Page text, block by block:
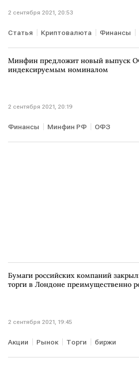
2 сентября 2021, 20:53
Статья Криптовалюта Финансы
Минфин предложит новый выпуск
индексируемым номиналом
2 сентября 2021, 20:19
Финансы Минфин РФ ОФЗ
Бумаги российских компаний
торги в Лондоне преимущественно
2 сентября 2021, 19:45
Акции Рынок Торги биржи
Лондонская биржа